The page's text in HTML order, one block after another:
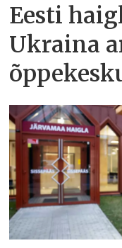
Eesti
Ukraina